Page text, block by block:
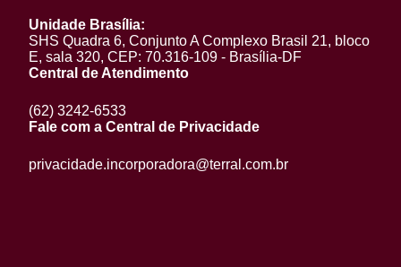
Unidade Brasília:
SHS Quadra 6, Conjunto A Complexo Brasil 21, bloco
E, sala 320, CEP: 70.316-109 - Brasília-DF
Central de Atendimento
(62) 3242-6533
Fale com a Central de Privacidade
privacidade.incorporadora@terral.com.br